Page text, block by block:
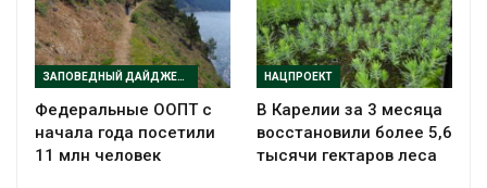
ЗАПОВЕДНЫЙ ДАЙДЖЕСТ
Федеральные ООПТ с
начала года посетили
11 млн человек
НАЦПРОЕКТ
В Карелии за 3 месяца
восстановили более 5,6
тысячи гектаров леса